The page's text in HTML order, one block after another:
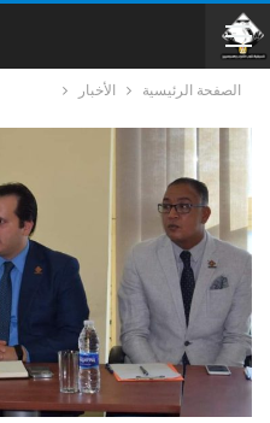
الصفحة الرئيسية الأخبار